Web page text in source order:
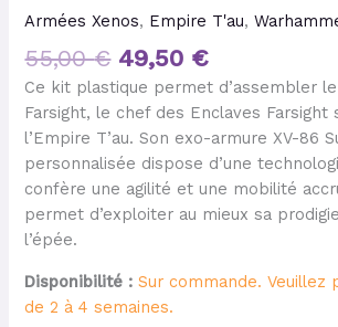
Armées Xenos, Empire T'au,
55,00€ 49,50 €
Ce kit plastique permet d’assembler
Farsight, le chef des Enclaves Farsight
l’Empire T’au. Son exo-armure XV-86
personnalisée dispose d’une
confère une agilité et une mobilité
permet d’exploiter au mieux sa
l’épée.
Disponibilité : Sur commande. Veuillez
de 2 à 4 semaines.